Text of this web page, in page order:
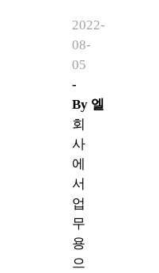
2022-
08-
05
-
By 엘
회
사
에
서
업
무
용
으